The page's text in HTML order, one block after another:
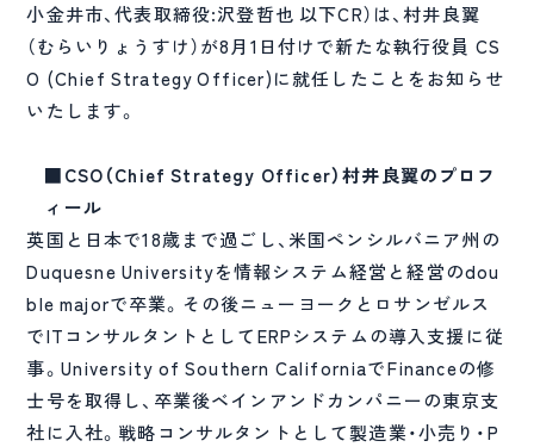
小金井市、代表取締役:沢登哲也 以下CR）は、村井良翼
（むらいりょうすけ）が8月1日付けで新たな執行役員 CS
O (Chief Strategy Officer)に就任したことをお知らせ
いたします。
■CSO（Chief Strategy Officer）村井良翼のプロフ
ィール
英国と日本で18歳まで過ごし、米国ペンシルバニア州の
Duquesne Universityを情報システム経営と経営のdou
ble majorで卒業。その後ニューヨークとロサンゼルス
でITコンサルタントとしてERPシステムの導入支援に従
事。University of Southern CaliforniaでFinanceの修
士号を取得し、卒業後ベインアンドカンパニーの東京支
社に入社。戦略コンサルタントとして製造業・小売り・P